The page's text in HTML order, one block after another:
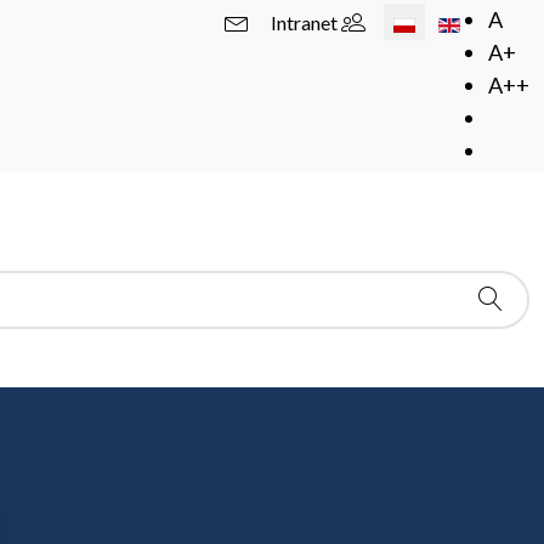
A
A+
A++
Wybierz swój język
Intranet